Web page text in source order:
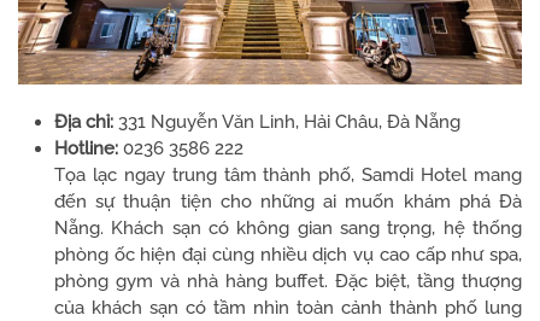
Địa chỉ: 331 Nguyễn Văn Linh, Hải Châu, Đà Nẵng
Hotline: 0236 3586 222
Tọa lạc ngay trung tâm thành phố, Samdi Hotel mang
đến sự thuận tiện cho những ai muốn khám phá Đà
Nẵng. Khách sạn có không gian sang trọng, hệ thống
phòng ốc hiện đại cùng nhiều dịch vụ cao cấp như spa,
phòng gym và nhà hàng buffet. Đặc biệt, tầng thượng
của khách sạn có tầm nhìn toàn cảnh thành phố lung